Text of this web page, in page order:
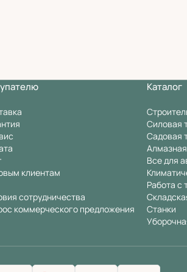
клиентам
сотрудничества
коммерческого предложения
Каталог
Силовая
Садовая
Все для
Работа с
Станки